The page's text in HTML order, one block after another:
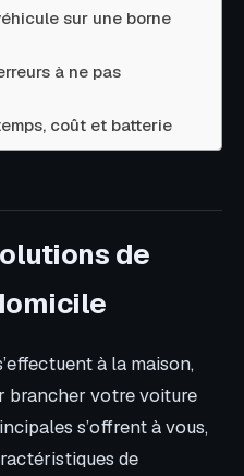
sur une borne
à ne pas
coût et batterie
de
à la maison,
brancher votre voiture
s’offrent à vous,
de